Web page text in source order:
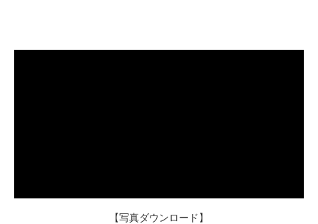
【写真ダウンロード】